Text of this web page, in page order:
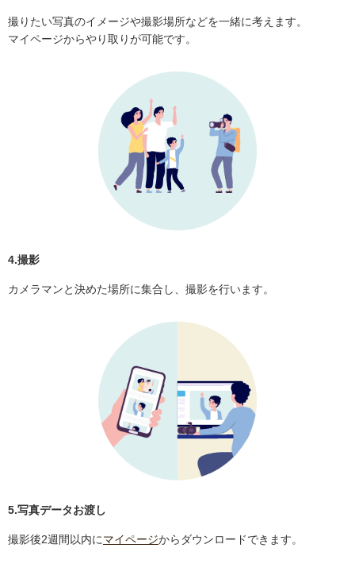
撮りたい写真のイメージや撮影場所などを一緒に考えます。
マイページからやり取りが可能です。
4.撮影
カメラマンと決めた場所に集合し、撮影を行います。
5.写真データお渡し
撮影後2週間以内にマイページからダウンロードできます。